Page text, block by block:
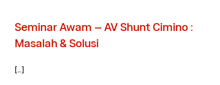
Seminar Awam – AV Shunt Cimino :
Masalah & Solusi
[…]